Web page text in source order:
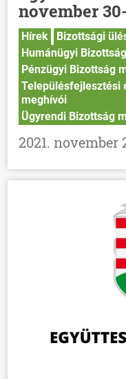
november
Hírek
Bizottsági
Humánügyi
Pénzügyi Bizottság
Településfejlesztési
meghívói
Ügyrendi Bizottság
2021. november